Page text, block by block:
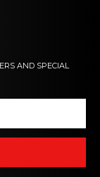
AND SPECIAL